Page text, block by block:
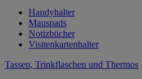
Handyhalter
Mauspads
Notizbücher
Visitenkartenhalter
Tassen, Trinkflaschen und Thermos